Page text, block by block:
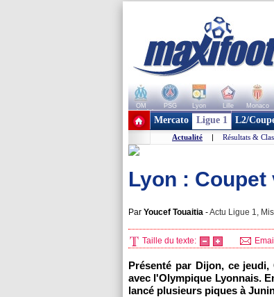
OM PSG Lyon Lille Monaco
+ de clubs
Mercato Ligue 1 L2/
Actualité | Résultats &
Lyon :
Par Youcef Touaitia -Actu Ligue 1,
Taille du texte: Email
Présenté par Dijon, ce
avec l'Olympique Lyonnais.
lancé plusieurs piques à